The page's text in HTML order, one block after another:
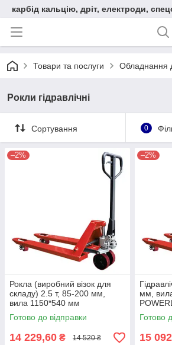
карбід кальцію, дріт, електроди,
Товари та послуги Обладнання
Рокли гідравлічні
Сортування 0
–2%
Рокла (виробний візок для
складу) 2.5 т, 85-200 мм,
вила 1150*540 мм
POWERLIFT HPT25GP
Готово до відправки
14 229,60 ₴ 14 520 ₴
–2%
мм,
Готово
15 092